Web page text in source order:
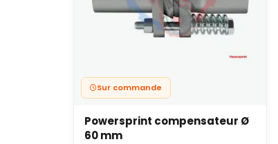
Sur commande
Powersprint compensateur Ø
60 mm